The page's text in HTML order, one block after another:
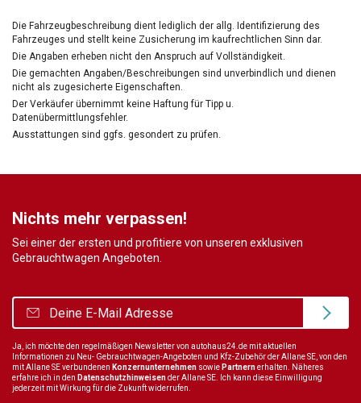
Die Fahrzeugbeschreibung dient lediglich der allg. Identifizierung des
Fahrzeuges und stellt keine Zusicherung im kaufrechtlichen Sinn dar.
Die Angaben erheben nicht den Anspruch auf Vollständigkeit.
Die gemachten Angaben/Beschreibungen sind unverbindlich und dienen
nicht als zugesicherte Eigenschaften.
Der Verkäufer übernimmt keine Haftung für Tipp u.
Datenübermittlungsfehler.
Ausstattungen sind ggfs. gesondert zu prüfen.
Nichts mehr verpassen!
Sei einer der ersten und profitiere von unseren exklusiven
Gebrauchtwagen Angeboten.
Ja, ich möchte den regelmäßigen Newsletter von autohaus24.de mit aktuellen
Informationen zu Neu- Gebrauchtwagen-Angeboten und Kfz-Zubehör der Allane SE, von den
mit Allane SE verbundenen Konzernunternehmen sowie Partnernerhalten. Näheres
erfahre ich in den Datenschutzhinweisender Allane SE. Ich kann diese Einwilligung
jederzeit mit Wirkung für die Zukunft widerrufen.